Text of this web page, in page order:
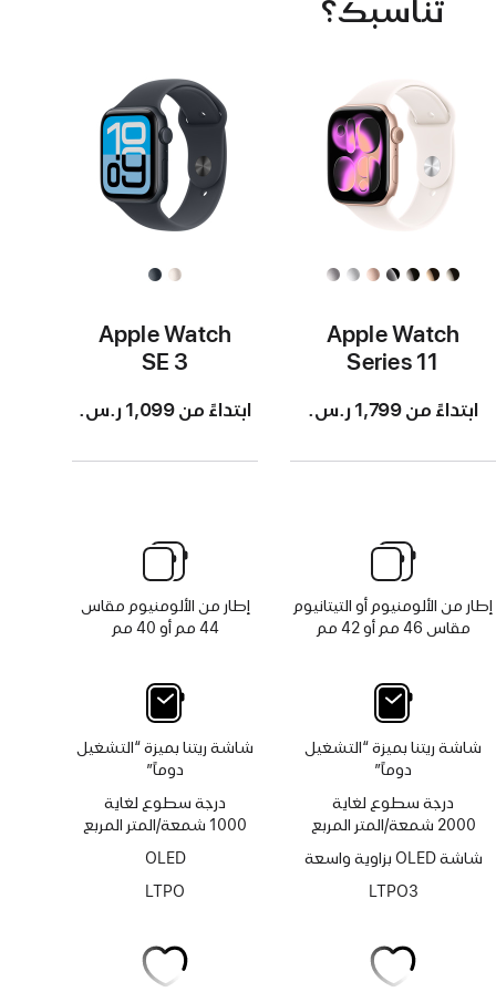
تناسبك؟
Apple Watch
Series 11
ابتداءً من 1,799 ر.س.‏
إطار من الألومنيوم أو التيتانيوم
مقاس 46 مم أو 42 مم
شاشة ريتنا بميزة “التشغيل
دوماً”
درجة سطوع لغاية
2000 شمعة/المتر المربع
شاشة OLED بزاوية واسعة
LTPO3
Apple Watch
SE 3
ابتداءً من 1,099 ر.س.‏
إطار من الألومنيوم مقاس
44 مم أو 40 مم
شاشة ريتنا بميزة “التشغيل
دوماً”
درجة سطوع لغاية
1000 شمعة/المتر المربع
OLED
LTPO